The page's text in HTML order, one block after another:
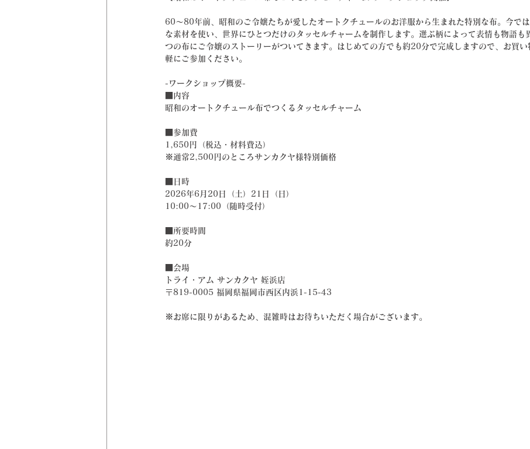
60〜80年前、昭和のご令嬢たちが愛したオートクチュールのお洋服から生まれた特別な布。今で
な素材を使い、世界にひとつだけのタッセルチャームを制作します。選ぶ柄によって表情も物語も
つの布にご令嬢のストーリーがついてきます。はじめての方でも約20分で完成しますので、お買い
軽にご参加ください。
-ワークショップ概要-
■内容
昭和のオートクチュール布でつくるタッセルチャーム
■参加費
1,650円（税込・材料費込）
※通常2,500円のところサンカクヤ様特別価格
■日時
2026年6月20日（土）21日（日）
10:00〜17:00（随時受付）
■所要時間
約20分
■会場
トライ・アム サンカクヤ 姪浜店
〒819-0005 福岡県福岡市西区内浜1-15-43
※お席に限りがあるため、混雑時はお待ちいただく場合がございます。